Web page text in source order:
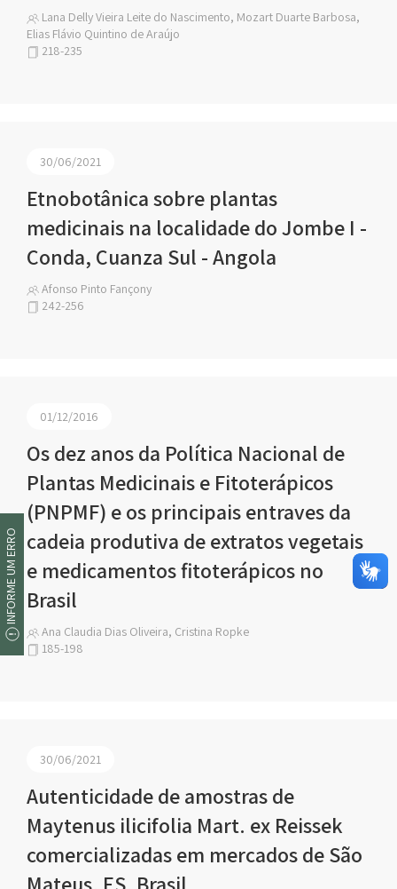
Lana Delly Vieira Leite do Nascimento, Mozart Duarte Barbosa,
Elias Flávio Quintino de Araújo
218-235
30/06/2021
Etnobotânica sobre plantas
medicinais na localidade do Jombe I -
Conda, Cuanza Sul - Angola
Afonso Pinto Fançony
242-256
01/12/2016
Os dez anos da Política Nacional de
Plantas Medicinais e Fitoterápicos
(PNPMF) e os principais entraves da
cadeia produtiva de extratos vegetais
e medicamentos fitoterápicos no
Brasil
Ana Claudia Dias Oliveira, Cristina Ropke
185-198
30/06/2021
Autenticidade de amostras de
Maytenus ilicifolia Mart. ex Reissek
comercializadas em mercados de São
INFORME UM ERRO